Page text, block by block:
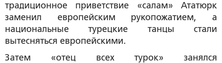
традиционное приветствие «салам» Ататюрк
заменил европейским рукопожатием, а
национальные турецкие танцы стали
вытесняться европейскими.
Затем «отец всех турок» занялся